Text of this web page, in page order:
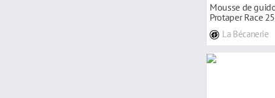
Mousse de
Protaper Race
La Bécanerie